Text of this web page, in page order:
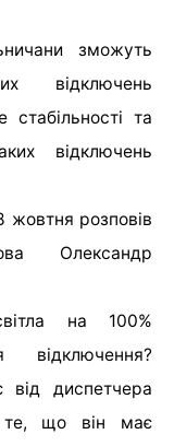
зможуть
відключень
стабільності та
відключень
жовтня розповів
Олександр
на 100%
відключення?
від диспетчера
те, що він має